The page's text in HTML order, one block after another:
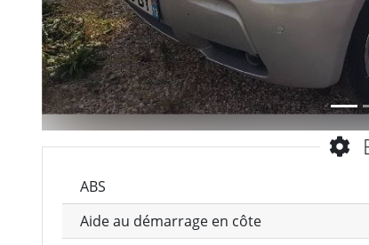
ABS
Aide au démarrage en côte